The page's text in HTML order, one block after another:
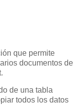
que permite
documentos de
de una tabla
todos los datos